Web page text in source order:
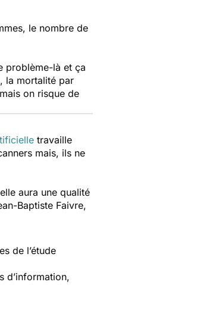
le nombre de
problème-là et ça
la mortalité par
on risque de
travaille
mais, ils ne
aura une qualité
Baptiste Faivre,
de l’étude
d’information,